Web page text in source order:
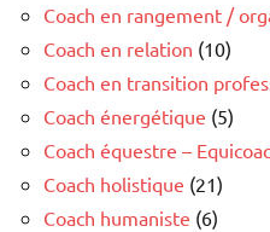
Coach en rangement /
Coach en relation (10)
Coach en transition
Coach énergétique (5)
Coach équestre –
Coach holistique (21)
Coach humaniste (6)